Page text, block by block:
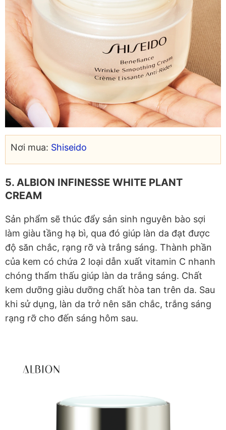
Nơi mua: Shiseido
5. ALBION INFINESSE WHITE PLANT
CREAM
Sản phẩm sẽ thúc đẩy sản sinh nguyên bào sợi
làm giàu tầng hạ bì, qua đó giúp làn da đạt được
độ săn chắc, rạng rỡ và trắng sáng. Thành phần
của kem có chứa 2 loại dẫn xuất vitamin C nhanh
chóng thẩm thấu giúp làn da trắng sáng. Chất
kem dưỡng giàu dưỡng chất hòa tan trên da. Sau
khi sử dụng, làn da trở nên săn chắc, trắng sáng
rạng rỡ cho đến sáng hôm sau.